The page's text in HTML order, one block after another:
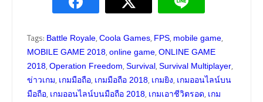
Tags: Battle Royale, Coola Games, FPS, mobile game,
MOBILE GAME 2018, online game, ONLINE GAME
2018, Operation Freedom, Survival, Survival Multiplayer,
ข่าวเกม, เกมมือถือ, เกมมือถือ 2018, เกมยิง, เกมออนไลน์บน
มือถือ, เกมออนไลน์บนมือถือ 2018, เกมเอาชีวิตรอด, เกม